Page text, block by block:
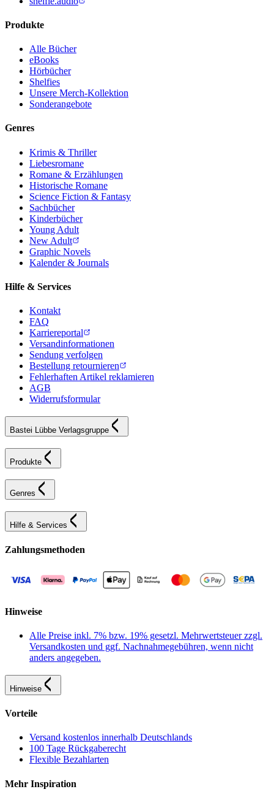
Produkte
Alle Bücher
eBooks
Hörbücher
Shelfies
Unsere Merch-Kollektion
Sonderangebote
Genres
Krimis & Thriller
Liebesromane
Romane & Erzählungen
Historische Romane
Science Fiction & Fantasy
Sachbücher
Kinderbücher
Young Adult
New Adult
Graphic Novels
Kalender & Journals
Hilfe & Services
Kontakt
FAQ
Karriereportal
Versandinformationen
Sendung verfolgen
Bestellung retournieren
Fehlerhaften Artikel reklamieren
AGB
Widerrufsformular
Bastei Lübbe Verlagsgruppe
Produkte
Genres
Hilfe & Services
Zahlungsmethoden
Hinweise
Alle Preise inkl. 7% bzw. 19% gesetzl. Mehrwertsteuer zzgl.
Versandkosten und ggf. Nachnahmegebühren, wenn nicht
anders angegeben.
Hinweise
Vorteile
Versand kostenlos innerhalb Deutschlands
100 Tage Rückgaberecht
Flexible Bezahlarten
Mehr Inspiration